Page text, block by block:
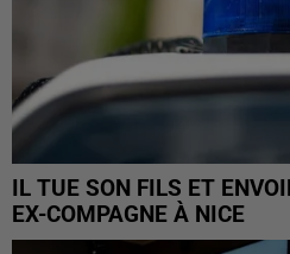
IL TUE SON FILS ET
EX-COMPAGNE À NICE